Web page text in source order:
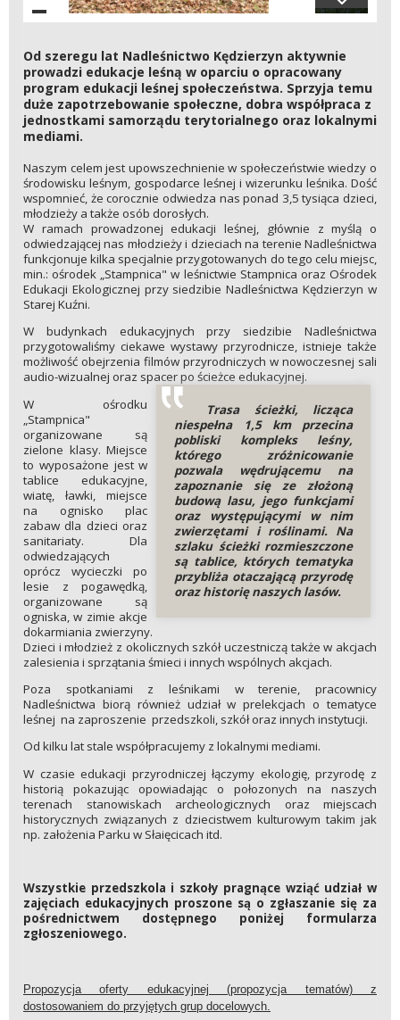
Od szeregu lat Nadleśnictwo Kędzierzyn aktywnie
prowadzi edukacje leśną w oparciu o opracowany
program edukacji leśnej społeczeństwa. Sprzyja temu
duże zapotrzebowanie społeczne, dobra współpraca z
jednostkami samorządu terytorialnego oraz lokalnymi
mediami.
Naszym celem jest upowszechnienie w społeczeństwie wiedzy o
środowisku leśnym, gospodarce leśnej i wizerunku leśnika. Dość
wspomnieć, że corocznie odwiedza nas ponad 3,5 tysiąca dzieci,
młodzieży a także osób dorosłych.
W ramach prowadzonej edukacji leśnej, głównie z myślą o
odwiedzającej nas młodzieży i dzieciach na terenie Nadleśnictwa
funkcjonuje kilka specjalnie przygotowanych do tego celu miejsc,
min.: ośrodek „Stampnica" w leśnictwie Stampnica oraz Ośrodek
Edukacji Ekologicznej przy siedzibie Nadleśnictwa Kędzierzyn w
Starej Kuźni.
W budynkach edukacyjnych przy siedzibie Nadleśnictwa
przygotowaliśmy ciekawe wystawy przyrodnicze, istnieje także
możliwość obejrzenia filmów przyrodniczych w nowoczesnej sali
audio-wizualnej oraz spacer po ścieżce edukacyjnej.
Trasa ścieżki, licząca
niespełna 1,5 km przecina
pobliski kompleks leśny,
którego zróżnicowanie
pozwala wędrującemu na
zapoznanie się ze złożoną
budową lasu, jego funkcjami
oraz występującymi w nim
zwierzętami i roślinami. Na
szlaku ścieżki rozmieszczone
są tablice, których tematyka
przybliża otaczającą przyrodę
oraz historię naszych lasów.
W ośrodku
„Stampnica"
organizowane są
zielone klasy. Miejsce
to wyposażone jest w
tablice edukacyjne,
wiatę, ławki, miejsce
na ognisko plac
zabaw dla dzieci oraz
sanitariaty. Dla
odwiedzających
oprócz wycieczki po
lesie z pogawędką,
organizowane są
ogniska, w zimie akcje
dokarmiania zwierzyny.
Dzieci i młodzież z okolicznych szkół uczestniczą także w akcjach
zalesienia i sprzątania śmieci i innych wspólnych akcjach.
Poza spotkaniami z leśnikami w terenie, pracownicy
Nadleśnictwa biorą również udział w prelekcjach o tematyce
leśnej na zaproszenie przedszkoli, szkół oraz innych instytucji.
Od kilku lat stale współpracujemy z lokalnymi mediami.
W czasie edukacji przyrodniczej łączymy ekologię, przyrodę z
historią pokazując opowiadając o połozonych na naszych
terenach stanowiskach archeologicznych oraz miejscach
historycznych związanych z dziecistwem kulturowym takim jak
np. założenia Parku w Słaięcicach itd.
Wszystkie przedszkola i szkoły pragnące wziąć udział w
zajęciach edukacyjnych proszone są o zgłaszanie się za
pośrednictwem dostępnego poniżej formularza
zgłoszeniowego.
Propozycja oferty edukacyjnej (propozycja tematów) z
dostosowaniem do przyjętych grup docelowych.